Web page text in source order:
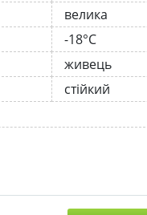
велика
-18°C
живець
стійкий